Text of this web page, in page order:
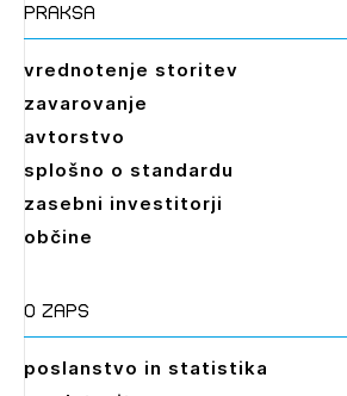
praksa
vrednotenje storitev
zavarovanje
avtorstvo
splošno o standardu
zasebni investitorji
občine
O zaps
poslanstvo in statistika